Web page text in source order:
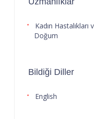
Kadın Hastalıkları
Doğum
Bildiği Diller
English